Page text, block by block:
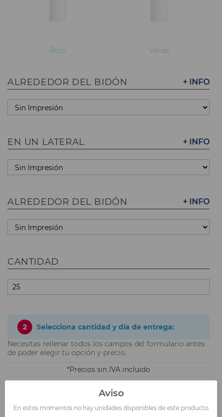
Rojo Verde
+ INFO
ALREDEDOR DEL BIDÓN
+ INFO
EN UN LATERAL
+ INFO
ALREDEDOR DEL BIDÓN
CANTIDAD
2
Selecciona cantidad y día de entrega:
Necesitas rellenar todos los campos del formulario antes
de poder elegir tu opción y precio.
Precios sin IVA incluido
Sube tu logotipo.
Aviso
En estos momentos no hay unidades disponibles de este producto.